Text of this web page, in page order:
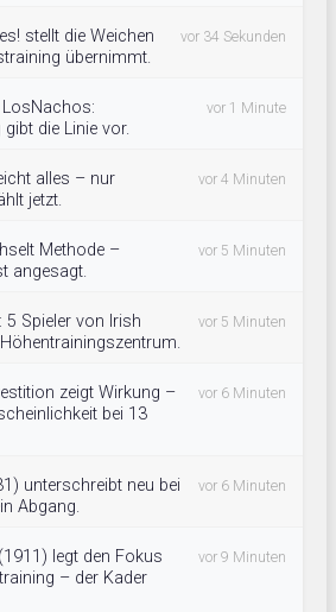
stellt die Weichen
übernimmt.
vor 34 Sekunden
die Linie vor.
vor 1 Minute
alles – nur
jetzt.
vor 4 Minuten
Methode –
angesagt.
vor 5 Minuten
5 Spieler von Irish
vor 5 Minuten
zeigt Wirkung –
bei 13
vor 6 Minuten
unterschreibt neu bei
Abgang.
vor 6 Minuten
legt den Fokus
– der Kader
vor 9 Minuten